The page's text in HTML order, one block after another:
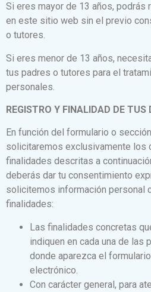
Si eres mayor de 13 años, podrás
en este sitio web sin el previo
o tutores.
Si eres menor de 13 años,
tus padres o tutores para el
personales.
REGISTRO Y FINALIDAD DE TUS
En función del formulario o
solicitaremos exclusivamente los
finalidades descritas a
deberás dar tu consentimiento
solicitemos información personal
finalidades:
Las finalidades concretas
indiquen en cada una de las
donde aparezca el
electrónico.
Con carácter general, para